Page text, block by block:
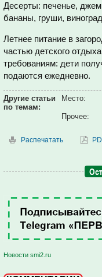
Десерты: печенье,
бананы, груши,
Летнее питание в
частью детского
требованиям: дети
подаются ежедневно.
Другие статьи
по темам:
Место:
Прочее:
Распечатать
Новости smi2.ru